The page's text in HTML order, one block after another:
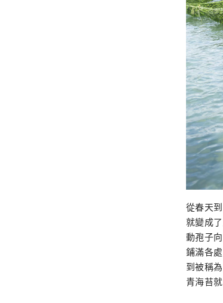
從春天
就變成
動孢子
鋪滿各
到被稱
青海苔